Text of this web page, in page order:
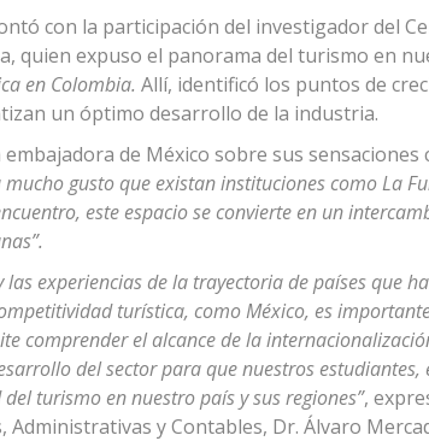
con la participación del investigador del
quien expuso el panorama del turismo en
en Colombia. Allí, identificó los puntos de
un óptimo desarrollo de la industria.
de México sobre sus
mucho gusto que existan instituciones como La
este espacio se convierte en un
las experiencias de la trayectoria de países que
turística, como México, es
comprender el alcance de la
del sector para que nuestros
turismo en nuestro país y sus regiones”,
Administrativas y Contables, Dr. Álvaro